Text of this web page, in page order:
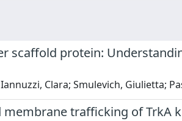
scaffold protein:
Clara; Smulevich, Giulietta;
trafficking of TrkA